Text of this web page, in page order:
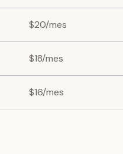
$20/mes
$18/mes
$16/mes